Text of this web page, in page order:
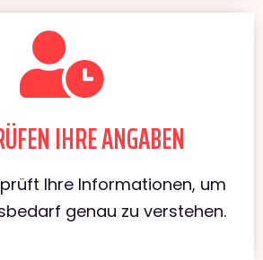
IHRE ANGABEN
Ihre Informationen, um
genau zu verstehen.